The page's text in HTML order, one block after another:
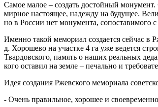
Самое малое – создать достойный
мирное настоящее, надежду на будущее.
но в России нет монумента, сопоставимого
Именно такой мемориал создается сейчас в
д. Хорошево на участке 4 га уже ведется
Твардовского, память о наших реальных
кого оставил на земле – печально и
Идея создания Ржевского мемориала
- Очень правильное, хорошее и